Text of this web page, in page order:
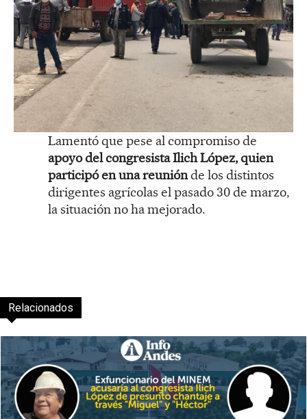
Lamentó que pese al compromiso de
apoyo del congresista Ilich López, quien
participó en una reuniónde los distintos
dirigentes agrícolas el pasado 30 de marzo,
la situación no ha mejorado.
Relacionados